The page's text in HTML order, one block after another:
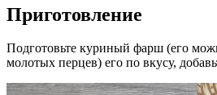
Приготовление
Подготовьте куриный фарш (его
молотых перцев) его по вкусу,